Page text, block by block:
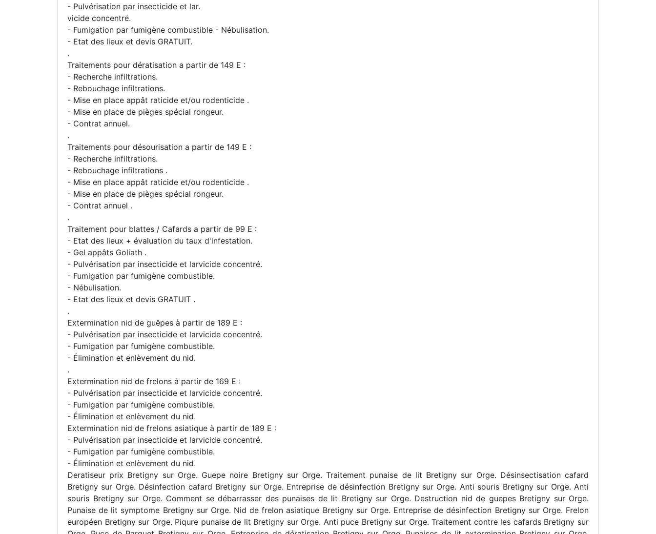
- Pulvérisation par insecticide et lar.
vicide concentré.
- Fumigation par fumigène combustible - Nébulisation.
- Etat des lieux et devis GRATUIT.
.
Traitements pour dératisation a partir de 149 E :
- Recherche infiltrations.
- Rebouchage infiltrations.
- Mise en place appât raticide et/ou rodenticide .
- Mise en place de pièges spécial rongeur.
- Contrat annuel.
.
Traitements pour désourisation a partir de 149 E :
- Recherche infiltrations.
- Rebouchage infiltrations .
- Mise en place appât raticide et/ou rodenticide .
- Mise en place de pièges spécial rongeur.
- Contrat annuel .
.
Traitement pour blattes / Cafards a partir de 99 E :
- Etat des lieux + évaluation du taux d'infestation.
- Gel appâts Goliath .
- Pulvérisation par insecticide et larvicide concentré.
- Fumigation par fumigène combustible.
- Nébulisation.
- Etat des lieux et devis GRATUIT .
.
Extermination nid de guêpes à partir de 189 E :
- Pulvérisation par insecticide et larvicide concentré.
- Fumigation par fumigène combustible.
- Élimination et enlèvement du nid.
.
Extermination nid de frelons à partir de 169 E :
- Pulvérisation par insecticide et larvicide concentré.
- Fumigation par fumigène combustible.
- Élimination et enlèvement du nid.
Extermination nid de frelons asiatique à partir de 189 E :
- Pulvérisation par insecticide et larvicide concentré.
- Fumigation par fumigène combustible.
- Élimination et enlèvement du nid.
Deratiseur prix Bretigny sur Orge. Guepe noire Bretigny sur Orge. Traitement punaise de lit Bretigny sur Orge. Désinsectisation cafard
Bretigny sur Orge. Désinfection cafard Bretigny sur Orge. Entreprise de désinfection Bretigny sur Orge. Anti souris Bretigny sur Orge. Anti
souris Bretigny sur Orge. Comment se débarrasser des punaises de lit Bretigny sur Orge. Destruction nid de guepes Bretigny sur Orge.
Punaise de lit symptome Bretigny sur Orge. Nid de frelon asiatique Bretigny sur Orge. Entreprise de désinfection Bretigny sur Orge. Frelon
européen Bretigny sur Orge. Piqure punaise de lit Bretigny sur Orge. Anti puce Bretigny sur Orge. Traitement contre les cafards Bretigny sur